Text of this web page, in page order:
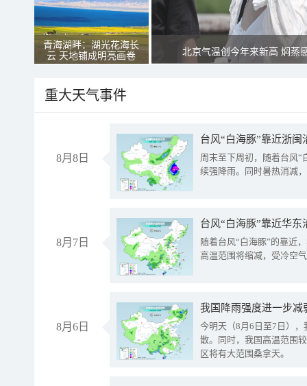
青海湖畔：湖光花海长
云 天地铺成明亮画卷
北京气温创今年来新高 焖蒸
重大天气事件
8月8日
台风“白海豚”靠近浙
周末至下周初，随着台风“
续强降雨。同时暑热消减
8月7日
台风“白海豚”靠近华
随着台风“白海豚”的靠近
高温范围将缩减，受冷空
8月6日
今明天（8月6日至7日）
散。同时，我国高温范围
区将有大范围桑拿天。